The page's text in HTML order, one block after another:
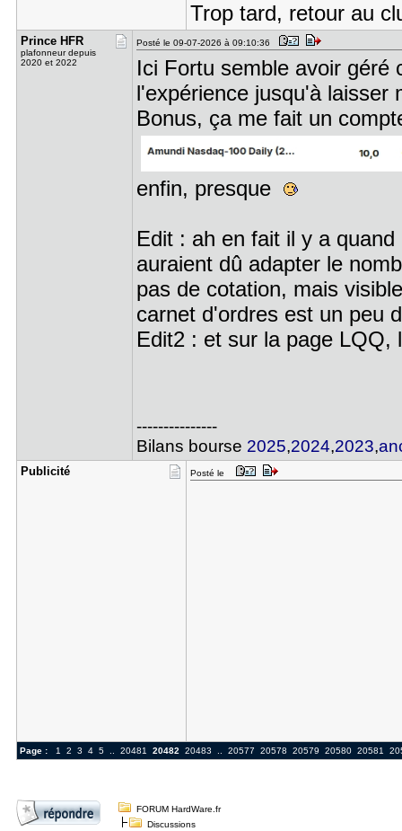
Trop tard, retour au
Prince HFR
plafonneur depuis
2020 et 2022
Posté le 09-07-2026 à 09:10:36
Ici Fortu semble avoir géré
l'expérience jusqu'à laisser
Bonus, ça me fait un
enfin, presque
Edit : ah en fait il y a
auraient dû adapter le
pas de cotation, mais
carnet d'ordres est un peu
Edit2 : et sur la page
---------------
Bilans bourse 2025,2024,2023,
Publicité Posté le
Page : 1 2 3 4 5.. 20481 20482 20483 20577 20578 20579 20580 20581
FORUM HardWare.fr
Discussions